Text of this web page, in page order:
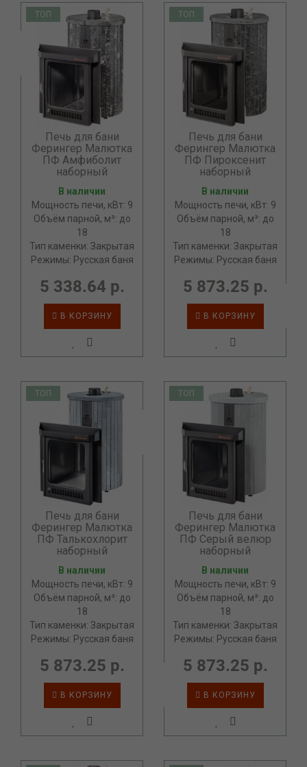
ТОП
Печь для бани
Ферингер Малютка
ПФ Амфиболит
наборный
В наличии
Мощность печи, кВт: 9
Объём парной, м³: до
18
Тип каменки: Закрытая
Режимы: Русская баня
5 338.64 р.
В КОРЗИНУ
ТОП
Печь для бани
Ферингер Малютка
ПФ Пироксенит
наборный
В наличии
Мощность печи, кВт: 9
Объём парной, м³: до
18
Тип каменки: Закрытая
Режимы: Русская баня
5 873.25 р.
В КОРЗИНУ
ТОП
Печь для бани
Ферингер Малютка
ПФ Талькохлорит
наборный
В наличии
Мощность печи, кВт: 9
Объём парной, м³: до
18
Тип каменки: Закрытая
Режимы: Русская баня
5 873.25 р.
В КОРЗИНУ
ТОП
Печь для бани
Ферингер Малютка
ПФ Серый велюр
наборный
В наличии
Мощность печи, кВт: 9
Объём парной, м³: до
18
Тип каменки: Закрытая
Режимы: Русская баня
5 873.25 р.
В КОРЗИНУ